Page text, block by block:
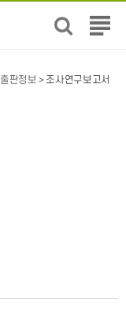
전
뉴
출판정보 > 조사연구보고서